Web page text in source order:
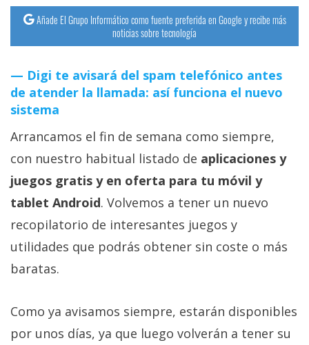
Añade El Grupo Informático como fuente preferida en Google y recibe más
noticias sobre tecnología
Digi te avisará del spam telefónico antes
de atender la llamada: así funciona el nuevo
sistema
Arrancamos el fin de semana como siempre,
con nuestro habitual listado de aplicaciones y
juegos gratis y en oferta para tu móvil y
tablet Android. Volvemos a tener un nuevo
recopilatorio de interesantes juegos y
utilidades que podrás obtener sin coste o más
baratas.
Como ya avisamos siempre, estarán disponibles
por unos días, ya que luego volverán a tener su